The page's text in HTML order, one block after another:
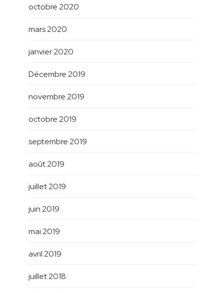
octobre 2020
mars 2020
janvier 2020
Décembre 2019
novembre 2019
octobre 2019
septembre 2019
août 2019
juillet 2019
juin 2019
mai 2019
avril 2019
juillet 2018